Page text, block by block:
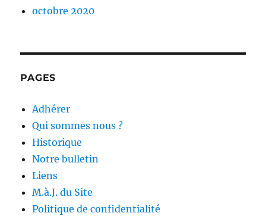
octobre 2020
PAGES
Adhérer
Qui sommes nous ?
Historique
Notre bulletin
Liens
M.à.J. du Site
Politique de confidentialité